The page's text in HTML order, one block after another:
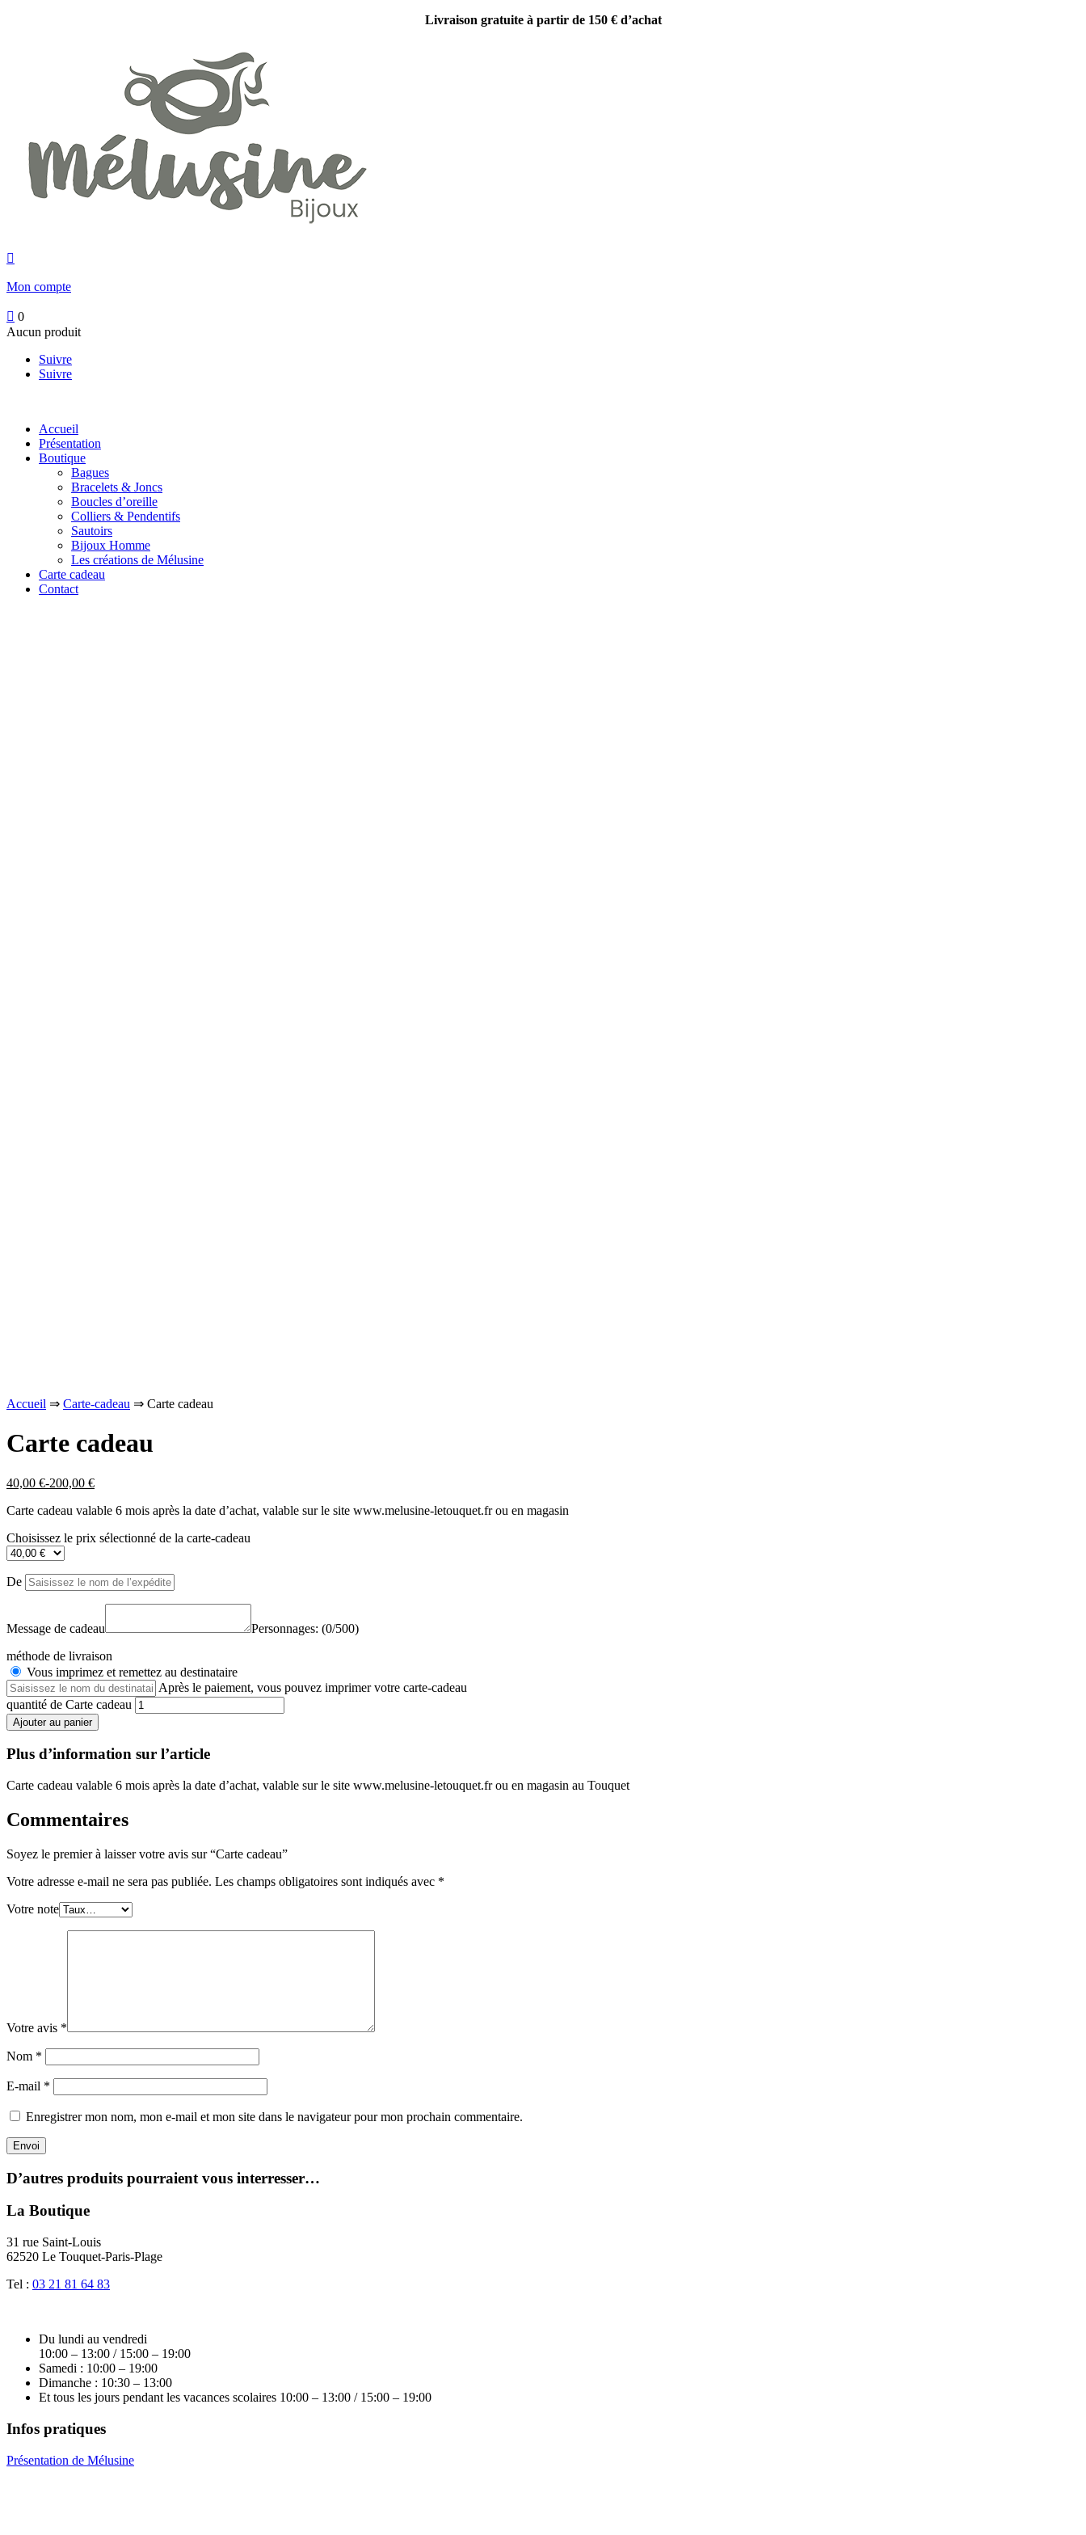
Livraison gratuite à partir de 150 € d’achat

Mon compte
 0
Aucun produit
Suivre
Suivre
Accueil
Présentation
Boutique
Bagues
Bracelets & Joncs
Boucles d’oreille
Colliers & Pendentifs
Sautoirs
Bijoux Homme
Les créations de Mélusine
Carte cadeau
Contact
Accueil ⇒ Carte-cadeau ⇒ Carte cadeau
Carte cadeau
40,00 €-200,00 €
Carte cadeau valable 6 mois après la date d’achat, valable sur le site www.melusine-letouquet.fr ou en magasin
Choisissez le prix sélectionné de la carte-cadeau
De
Message de cadeau Personnages: (0/500)
méthode de livraison
Vous imprimez et remettez au destinataire
Après le paiement, vous pouvez imprimer votre carte-cadeau
quantité de Carte cadeau
Ajouter au panier
Plus d’information sur l’article
Carte cadeau valable 6 mois après la date d’achat, valable sur le site www.melusine-letouquet.fr ou en magasin au Touquet
Commentaires
Soyez le premier à laisser votre avis sur “Carte cadeau”
Votre adresse e-mail ne sera pas publiée. Les champs obligatoires sont indiqués avec *
Votre note
Votre avis *
Nom *
E-mail *
Enregistrer mon nom, mon e-mail et mon site dans le navigateur pour mon prochain commentaire.
Envoi
D’autres produits pourraient vous interresser…
La Boutique
31 rue Saint-Louis
62520 Le Touquet-Paris-Plage
Tel : 03 21 81 64 83
Du lundi au vendredi
10:00 – 13:00 / 15:00 – 19:00
Samedi : 10:00 – 19:00
Dimanche : 10:30 – 13:00
Et tous les jours pendant les vacances scolaires 10:00 – 13:00 / 15:00 – 19:00
Infos pratiques
Présentation de Mélusine